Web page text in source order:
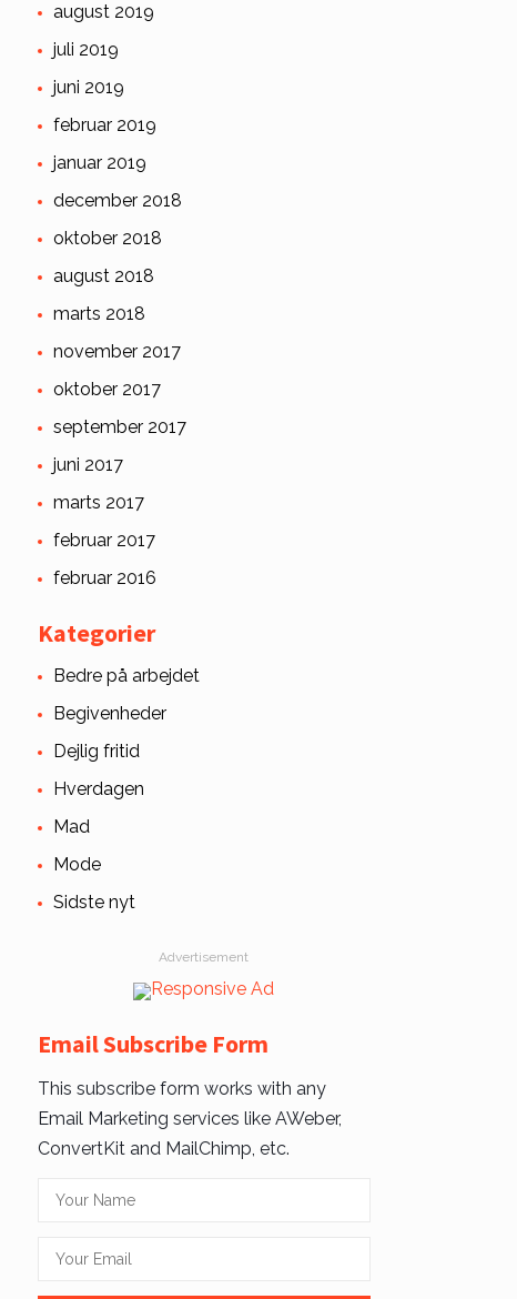
august 2019
juli 2019
juni 2019
februar 2019
januar 2019
december 2018
oktober 2018
august 2018
marts 2018
november 2017
oktober 2017
september 2017
juni 2017
marts 2017
februar 2017
februar 2016
Kategorier
Bedre på arbejdet
Begivenheder
Dejlig fritid
Hverdagen
Mad
Mode
Sidste nyt
Advertisement
Email Subscribe Form
This subscribe form works with any
Email Marketing services like AWeber,
ConvertKit and MailChimp, etc.